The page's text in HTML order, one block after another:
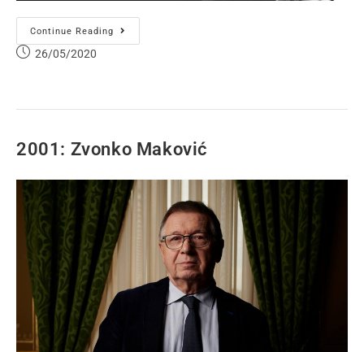
Continue Reading
26/05/2020
2001: Zvonko Maković